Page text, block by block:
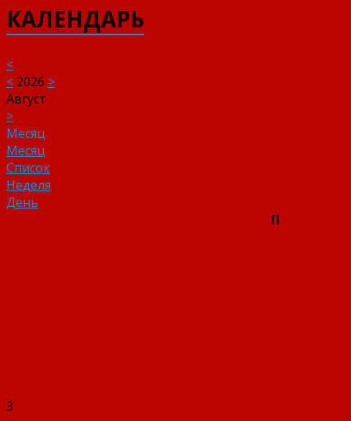
КАЛЕНДАРЬ
<
< 2026 >
Август
>
Месяц
Месяц
Список
Неделя
День
П
3